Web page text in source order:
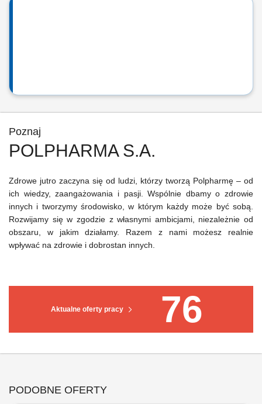
Poznaj
POLPHARMA S.A.
Aktualne oferty pracy 76
Zdrowe jutro zaczyna się od ludzi, którzy tworzą Polpharmę – od
ich wiedzy, zaangażowania i pasji. Wspólnie dbamy o zdrowie
innych i tworzymy środowisko, w którym każdy może być sobą.
Rozwijamy się w zgodzie z własnymi ambicjami, niezależnie od
obszaru, w jakim działamy. Razem z nami możesz realnie
wpływać na zdrowie i dobrostan innych.
PODOBNE OFERTY